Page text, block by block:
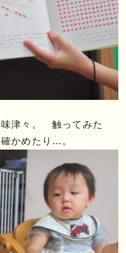
味津々。 触ってみた
かめたり…。